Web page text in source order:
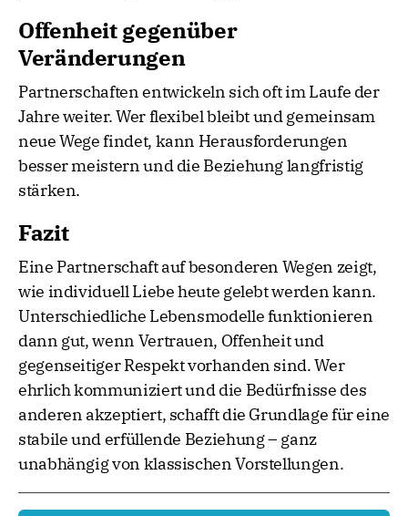
Offenheit gegenüber
Veränderungen
Partnerschaften entwickeln sich oft im Laufe der
Jahre weiter. Wer flexibel bleibt und gemeinsam
neue Wege findet, kann Herausforderungen
besser meistern und die Beziehung langfristig
stärken.
Fazit
Eine Partnerschaft auf besonderen Wegen zeigt,
wie individuell Liebe heute gelebt werden kann.
Unterschiedliche Lebensmodelle funktionieren
dann gut, wenn Vertrauen, Offenheit und
gegenseitiger Respekt vorhanden sind. Wer
ehrlich kommuniziert und die Bedürfnisse des
anderen akzeptiert, schafft die Grundlage für eine
stabile und erfüllende Beziehung – ganz
unabhängig von klassischen Vorstellungen.